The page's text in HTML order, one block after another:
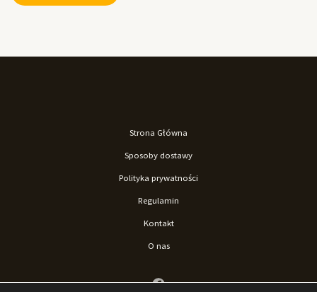
Strona Główna
Sposoby dostawy
Polityka prywatności
Regulamin
Kontakt
O nas